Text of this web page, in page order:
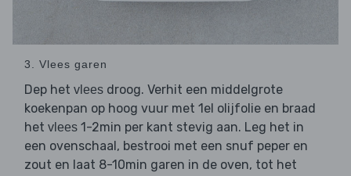
3. Vlees garen
Dep het vlees droog. Verhit een middelgrote
koekenpan op hoog vuur met 1el olijfolie en braad
het vlees 1-2min per kant stevig aan. Leg het in
een ovenschaal, bestrooi met een snuf peper en
zout en laat 8-10min garen in de oven, tot het